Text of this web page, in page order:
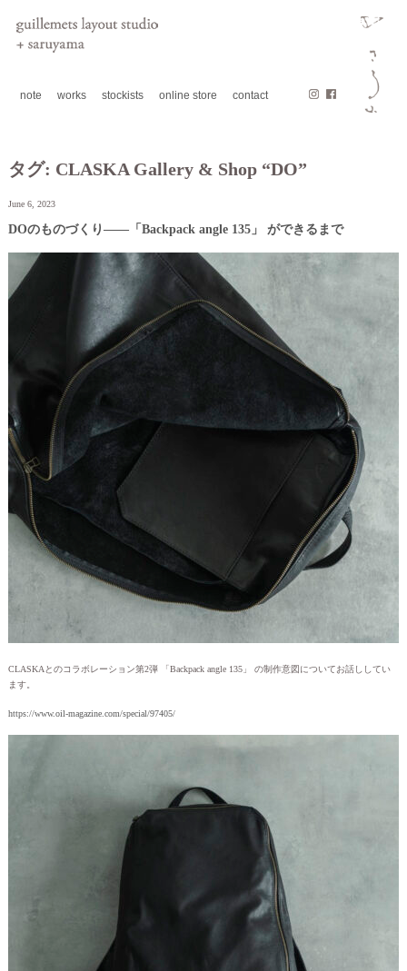
note works stockists online store contact
タグ: CLASKA Gallery & Shop “DO”
June 6, 2023
DOのものづくり――「Backpack angle 135」 ができるまで
CLASKAとのコラボレーション第2弾 「Backpack angle 135」 の制作意図についてお話ししてい
ます。
https://www.oil-magazine.com/special/97405/